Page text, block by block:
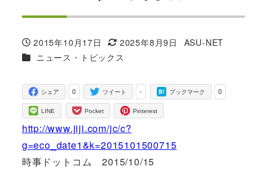
投稿日
2015年10月17日
更新日
2025年8月9日
著
ASU-NET
カテゴリー
ニュース・トピックス
0
シェア -
ツイート 0
ブックマーク
LINE Pocket Pinterest
http://www.jiji.com/jc/c?
g=eco_date1&k=2015101500715
時事ドットコム 2015/10/15